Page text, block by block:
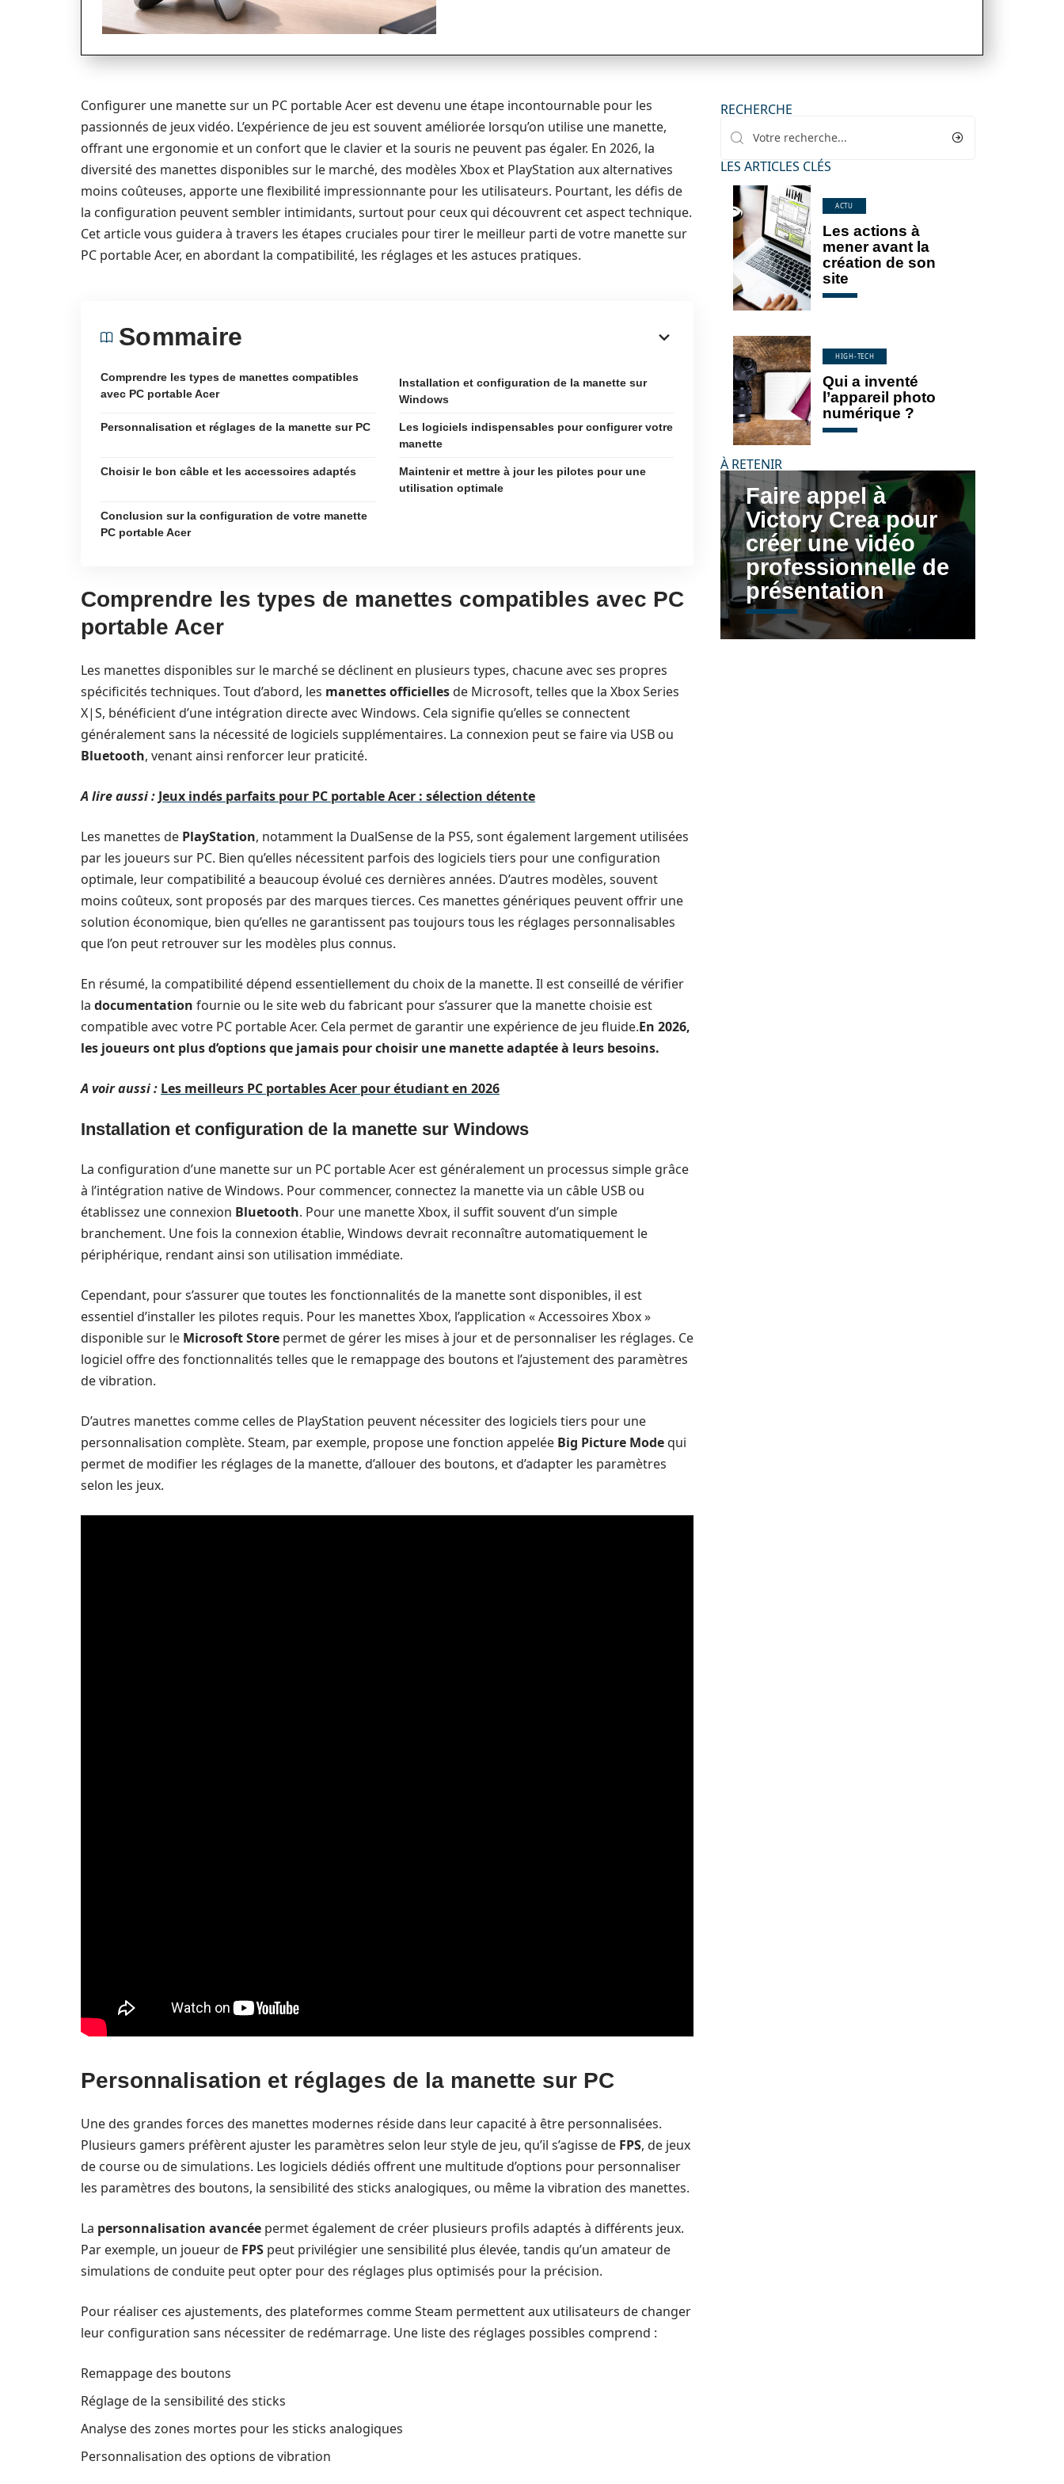
Configurer une manette sur un PC portable Acer est devenu une étape incontournable pour les
passionnés de jeux vidéo. L’expérience de jeu est souvent améliorée lorsqu’on utilise une manette,
offrant une ergonomie et un confort que le clavier et la souris ne peuvent pas égaler. En 2026, la
diversité des manettes disponibles sur le marché, des modèles Xbox et PlayStation aux alternatives
moins coûteuses, apporte une flexibilité impressionnante pour les utilisateurs. Pourtant, les défis de
la configuration peuvent sembler intimidants, surtout pour ceux qui découvrent cet aspect technique.
Cet article vous guidera à travers les étapes cruciales pour tirer le meilleur parti de votre manette sur
PC portable Acer, en abordant la compatibilité, les réglages et les astuces pratiques.
Sommaire
Comprendre les types de manettes compatibles
avec PC portable Acer
Installation et configuration de la manette sur
Windows
Personnalisation et réglages de la manette sur PC
Les logiciels indispensables pour configurer votre
manette
Choisir le bon câble et les accessoires adaptés
Maintenir et mettre à jour les pilotes pour une
utilisation optimale
Conclusion sur la configuration de votre manette
PC portable Acer
Comprendre les types de manettes compatibles avec PC
portable Acer
Les manettes disponibles sur le marché se déclinent en plusieurs types, chacune avec ses propres
spécificités techniques. Tout d’abord, les manettes officiellesde Microsoft, telles que la Xbox Series
X|S, bénéficient d’une intégration directe avec Windows. Cela signifie qu’elles se connectent
généralement sans la nécessité de logiciels supplémentaires. La connexion peut se faire via USB ou
Bluetooth, venant ainsi renforcer leur praticité.
A lire aussi : Jeux indés parfaits pour PC portable Acer : sélection détente
Les manettes de PlayStation, notamment la DualSense de la PS5, sont également largement utilisées
par les joueurs sur PC. Bien qu’elles nécessitent parfois des logiciels tiers pour une configuration
optimale, leur compatibilité a beaucoup évolué ces dernières années. D’autres modèles, souvent
moins coûteux, sont proposés par des marques tierces. Ces manettes génériques peuvent offrir une
solution économique, bien qu’elles ne garantissent pas toujours tous les réglages personnalisables
que l’on peut retrouver sur les modèles plus connus.
En résumé, la compatibilité dépend essentiellement du choix de la manette. Il est conseillé de vérifier
la documentation fournie ou le site web du fabricant pour s’assurer que la manette choisie est
compatible avec votre PC portable Acer. Cela permet de garantir une expérience de jeu fluide.En 2026,
les joueurs ont plus d’options que jamais pour choisir une manette adaptée à leurs besoins.
A voir aussi : Les meilleurs PC portables Acer pour étudiant en 2026
Installation et configuration de la manette sur Windows
La configuration d’une manette sur un PC portable Acer est généralement un processus simple grâce
à l’intégration native de Windows. Pour commencer, connectez la manette via un câble USB ou
établissez une connexion Bluetooth. Pour une manette Xbox, il suffit souvent d’un simple
branchement. Une fois la connexion établie, Windows devrait reconnaître automatiquement le
périphérique, rendant ainsi son utilisation immédiate.
Cependant, pour s’assurer que toutes les fonctionnalités de la manette sont disponibles, il est
essentiel d’installer les pilotes requis. Pour les manettes Xbox, l’application « Accessoires Xbox »
disponible sur le Microsoft Store permet de gérer les mises à jour et de personnaliser les réglages. Ce
logiciel offre des fonctionnalités telles que le remappage des boutons et l’ajustement des paramètres
de vibration.
D’autres manettes comme celles de PlayStation peuvent nécessiter des logiciels tiers pour une
personnalisation complète. Steam, par exemple, propose une fonction appelée Big Picture Modequi
permet de modifier les réglages de la manette, d’allouer des boutons, et d’adapter les paramètres
selon les jeux.
Personnalisation et réglages de la manette sur PC
Une des grandes forces des manettes modernes réside dans leur capacité à être personnalisées.
Plusieurs gamers préfèrent ajuster les paramètres selon leur style de jeu, qu’il s’agisse de FPS, de jeux
de course ou de simulations. Les logiciels dédiés offrent une multitude d’options pour personnaliser
les paramètres des boutons, la sensibilité des sticks analogiques, ou même la vibration des manettes.
La personnalisation avancée permet également de créer plusieurs profils adaptés à différents jeux.
Par exemple, un joueur de FPS peut privilégier une sensibilité plus élevée, tandis qu’un amateur de
simulations de conduite peut opter pour des réglages plus optimisés pour la précision.
Pour réaliser ces ajustements, des plateformes comme Steam permettent aux utilisateurs de changer
leur configuration sans nécessiter de redémarrage. Une liste des réglages possibles comprend :
Remappage des boutons
Réglage de la sensibilité des sticks
Analyse des zones mortes pour les sticks analogiques
Personnalisation des options de vibration
RECHERCHE
LES ARTICLES CLÉS
ACTU
Les actions à
mener avant la
création de son
site
HIGH-TECH
Qui a inventé
l’appareil photo
numérique ?
À RETENIR
Faire appel à
Victory Crea pour
créer une vidéo
professionnelle de
présentation